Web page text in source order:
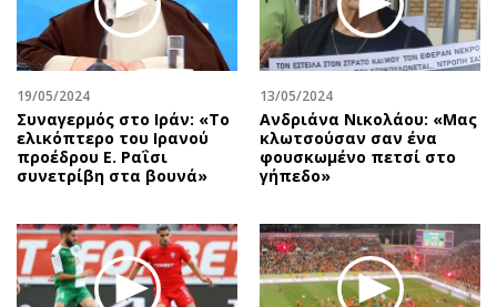
19/05/2024
Συναγερμός στο Ιράν: «Το
ελικόπτερο του Ιρανού
προέδρου Ε. Ραΐσι
συνετρίβη στα βουνά»
13/05/2024
Ανδριάνα Νικολάου: «Μας
κλωτσούσαν σαν ένα
φουσκωμένο πετσί στο
γήπεδο»